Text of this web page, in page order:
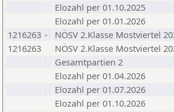
Elozahl per 01.10.2025
Elozahl per 01.01.2026
1216263 - NÖSV 2.Klasse Mostviertel
1216263
NÖSV 2.Klasse Mostviertel
Gesamtpartien 2
Elozahl per 01.04.2026
Elozahl per 01.07.2026
Elozahl per 01.10.2026